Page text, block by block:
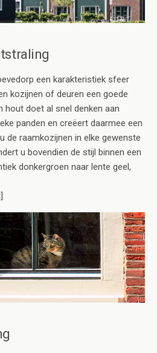
een karakteristiek sfeer
kozijnen of deuren een goede
hout doet al snel denken aan
panden en creëert daarmee een
de raamkozijnen in elke gewenste
u bovendien de stijl binnen een
donkergroen naar lente geel,